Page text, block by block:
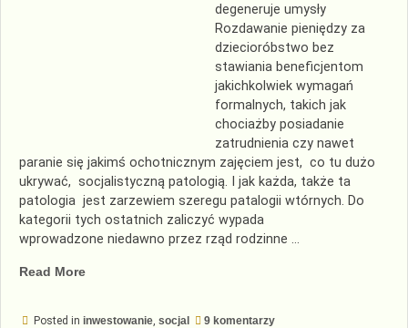
degeneruje umysły
Rozdawanie pieniędzy za
dziecioróbstwo bez
stawiania beneficjentom
jakichkolwiek wymagań
formalnych, takich jak
chociażby posiadanie
zatrudnienia czy nawet
paranie się jakimś ochotnicznym zajęciem jest, co tu dużo
ukrywać, socjalistyczną patologią. I jak każda, także ta
patologia jest zarzewiem szeregu patalogii wtórnych. Do
kategorii tych ostatnich zaliczyć wypada
wprowadzone niedawno przez rząd rodzinne …
Read More„Rodzinne
Posted in inwestowanie, socjal 9 komentarzydo